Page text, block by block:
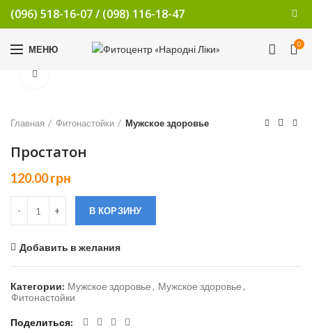
(096) 518-16-07/ (098) 116-18-47
МЕНЮ 0
Главная Фитонастойки Мужское здоровье
Простатон
120.00грн
В КОРЗИНУ
Добавить в желания
Категории: Мужское здоровье, Мужское здоровье,
Фитонастойки
Поделиться